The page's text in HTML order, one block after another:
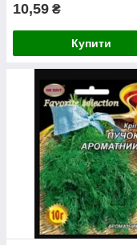
10,59 ₴
Купити